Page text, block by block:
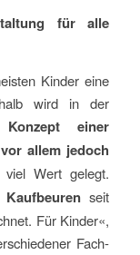
für alle
Kinder eine
wird in der
Konzept einer
allem jedoch
viel Wert gelegt.
seit
Für Kinder«,
Fach-